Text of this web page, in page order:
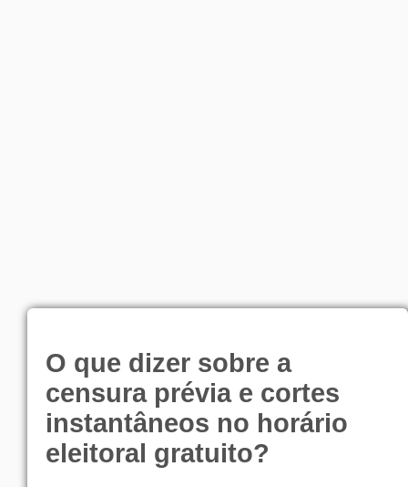
O que dizer sobre a
censura prévia e cortes
instantâneos no horário
eleitoral gratuito?